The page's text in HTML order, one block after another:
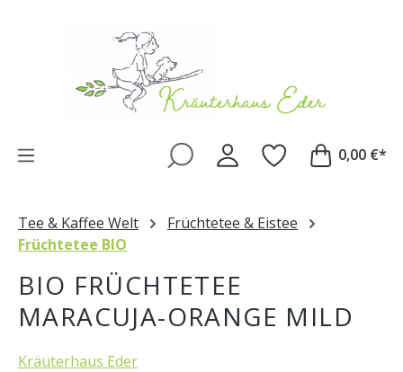
0,00 €*
Tee & Kaffee Welt
Früchtetee & Eistee
Früchtetee BIO
BIO FRÜCHTETEE
MARACUJA-ORANGE MILD
Kräuterhaus Eder